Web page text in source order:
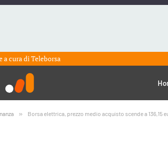
a cura diTeleborsa
» Borsa elettrica, prezzo medio acquisto scende a 136,15